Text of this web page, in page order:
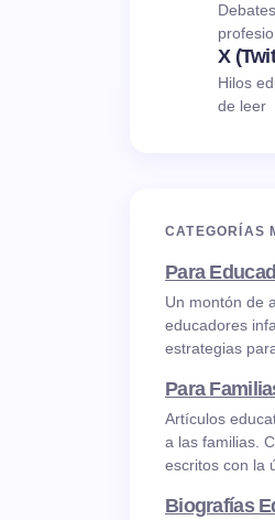
X
Hilos
de leer
CATEGORÍAS
Para
Un montón de
educadores
estrategias
Para
Artículos
a las familias.
escritos con la
Biografías